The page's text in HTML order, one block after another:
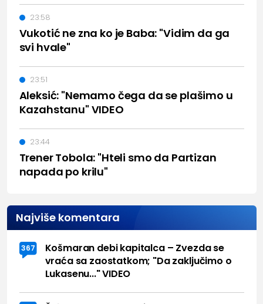
Vukotić ne zna ko je Baba: "Vidim da ga
svi hvale"
23:58
Aleksić: "Nemamo čega da se plašimo u
Kazahstanu" VIDEO
23:51
Trener Tobola: "Hteli smo da Partizan
napada po krilu"
23:44
Najviše komentara
367
Košmaran debi kapitalca – Zvezda se
vraća sa zaostatkom; "Da zaključimo o
Lukasenu..." VIDEO